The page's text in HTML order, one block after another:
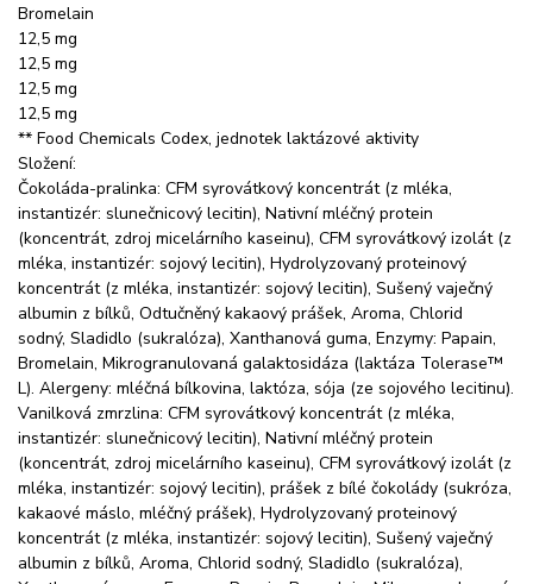
Bromelain
12,5 mg
12,5 mg
12,5 mg
12,5 mg
** Food Chemicals Codex, jednotek laktázové aktivity
Složení:
Čokoláda-pralinka: CFM syrovátkový koncentrát (z mléka,
instantizér: slunečnicový lecitin), Nativní mléčný protein
(koncentrát, zdroj micelárního kaseinu), CFM syrovátkový izolát (z
mléka, instantizér: sojový lecitin), Hydrolyzovaný proteinový
koncentrát (z mléka, instantizér: sojový lecitin), Sušený vaječný
albumin z bílků, Odtučněný kakaový prášek, Aroma, Chlorid
sodný, Sladidlo (sukralóza), Xanthanová guma, Enzymy: Papain,
Bromelain, Mikrogranulovaná galaktosidáza (laktáza Tolerase™
L). Alergeny: mléčná bílkovina, laktóza, sója (ze sojového lecitinu).
Vanilková zmrzlina: CFM syrovátkový koncentrát (z mléka,
instantizér: slunečnicový lecitin), Nativní mléčný protein
(koncentrát, zdroj micelárního kaseinu), CFM syrovátkový izolát (z
mléka, instantizér: sojový lecitin), prášek z bílé čokolády (sukróza,
kakaové máslo, mléčný prášek), Hydrolyzovaný proteinový
koncentrát (z mléka, instantizér: sojový lecitin), Sušený vaječný
albumin z bílků, Aroma, Chlorid sodný, Sladidlo (sukralóza),